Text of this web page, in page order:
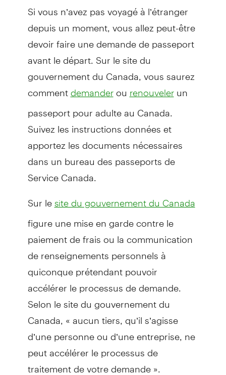
Si vous n’avez pas voyagé à l’étranger
depuis un moment, vous allez peut-être
devoir faire une demande de passeport
avant le départ. Sur le site du
gouvernement du Canada, vous saurez
comment demanderou renouvelerun
passeport pour adulte au Canada.
Suivez les instructions données et
apportez les documents nécessaires
dans un bureau des passeports de
Service Canada.
Sur le site du gouvernement du Canada
figure une mise en garde contre le
paiement de frais ou la communication
de renseignements personnels à
quiconque prétendant pouvoir
accélérer le processus de demande.
Selon le site du gouvernement du
Canada, « aucun tiers, qu’il s’agisse
d’une personne ou d’une entreprise, ne
peut accélérer le processus de
traitement de votre demande ».